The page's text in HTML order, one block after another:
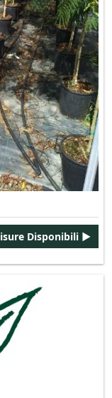
Disponibili ►